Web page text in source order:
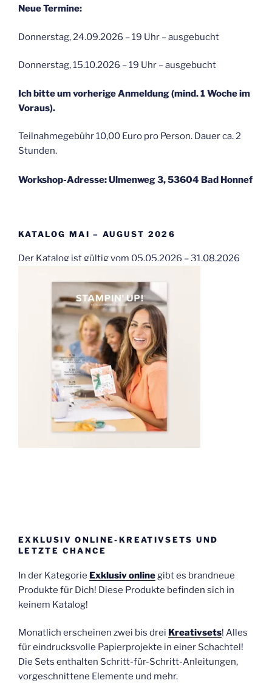
Neue Termine:
Donnerstag, 24.09.2026 – 19 Uhr – ausgebucht
Donnerstag, 15.10.2026 – 19 Uhr – ausgebucht
Ich bitte um vorherige Anmeldung (mind. 1 Woche im
Voraus).
Teilnahmegebühr 10,00 Euro pro Person. Dauer ca. 2
Stunden.
Workshop-Adresse: Ulmenweg 3, 53604 Bad Honnef
KATALOG MAI – AUGUST 2026
Der Katalog ist gültig vom 05.05.2026 – 31.08.2026
EXKLUSIV ONLINE-KREATIVSETS UND
LETZTE CHANCE
In der Kategorie Exklusiv online gibt es brandneue
Produkte für Dich! Diese Produkte befinden sich in
keinem Katalog!
Monatlich erscheinen zwei bis drei Kreativsets! Alles
für eindrucksvolle Papierprojekte in einer Schachtel!
Die Sets enthalten Schritt-für-Schritt-Anleitungen,
vorgeschnittene Elemente und mehr.